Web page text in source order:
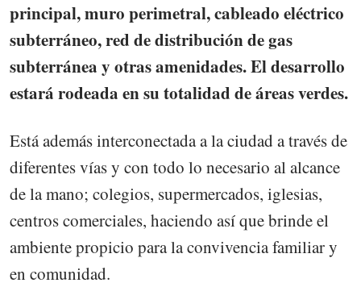
principal, muro perimetral, cableado eléctrico
subterráneo, red de distribución de gas
subterránea y otras amenidades. El desarrollo
estará rodeada en su totalidad de áreas verdes.
Está además interconectada a la ciudad a través de
diferentes vías y con todo lo necesario al alcance
de la mano; colegios, supermercados, iglesias,
centros comerciales, haciendo así que brinde el
ambiente propicio para la convivencia familiar y
en comunidad.